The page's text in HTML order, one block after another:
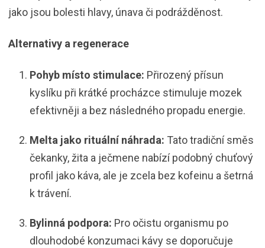
jako jsou bolesti hlavy, únava či podrážděnost.
Alternativy a regenerace
Pohyb místo stimulace: Přirozený přísun
kyslíku při krátké procházce stimuluje mozek
efektivněji a bez následného propadu energie.
Melta jako rituální náhrada: Tato tradiční směs
čekanky, žita a ječmene nabízí podobný chuťový
profil jako káva, ale je zcela bez kofeinu a šetrná
k trávení.
Bylinná podpora: Pro očistu organismu po
dlouhodobé konzumaci kávy se doporučuje